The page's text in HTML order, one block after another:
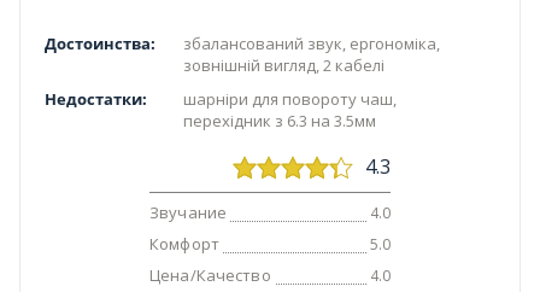
Достоинства:
збалансований звук, ергономіка,
зовнішній вигляд, 2 кабелі
Недостатки:
шарніри для повороту чаш,
перехідник з 6.3 на 3.5мм
4.3
Звучание 4.0
Комфорт 5.0
Цена/Качество 4.0